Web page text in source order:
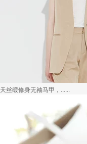
在买衣服的时候，我们会喜欢